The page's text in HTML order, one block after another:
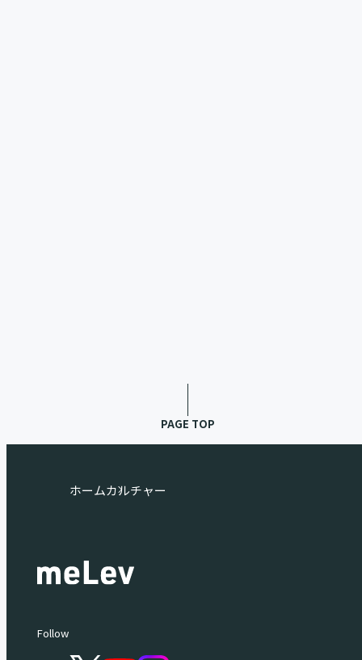
PAGE TOP
ホームカルチャー
Follow